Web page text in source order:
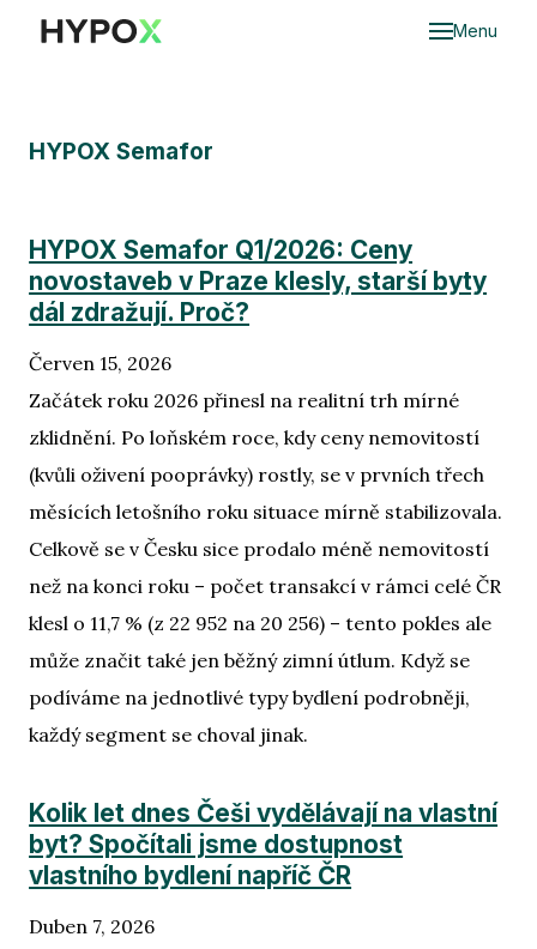
Menu
HYPOX Semafor
HYPOX Semafor Q1/2026: Ceny
novostaveb v Praze klesly, starší byty
dál zdražují. Proč?
Červen 15, 2026
Začátek roku 2026 přinesl na realitní trh mírné
zklidnění. Po loňském roce, kdy ceny nemovitostí
(kvůli oživení pooprávky) rostly, se v prvních třech
měsících letošního roku situace mírně stabilizovala.
Celkově se v Česku sice prodalo méně nemovitostí
než na konci roku – počet transakcí v rámci celé ČR
klesl o 11,7 % (z 22 952 na 20 256) – tento pokles ale
může značit také jen běžný zimní útlum. Když se
podíváme na jednotlivé typy bydlení podrobněji,
každý segment se choval jinak.
Kolik let dnes Češi vydělávají na vlastní
byt? Spočítali jsme dostupnost
vlastního bydlení napříč ČR
Duben 7, 2026